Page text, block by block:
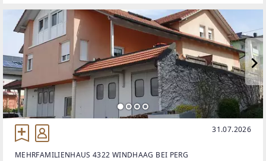
31.07.2026
MEHRFAMILIENHAUS 4322 WINDHAAG BEI PERG